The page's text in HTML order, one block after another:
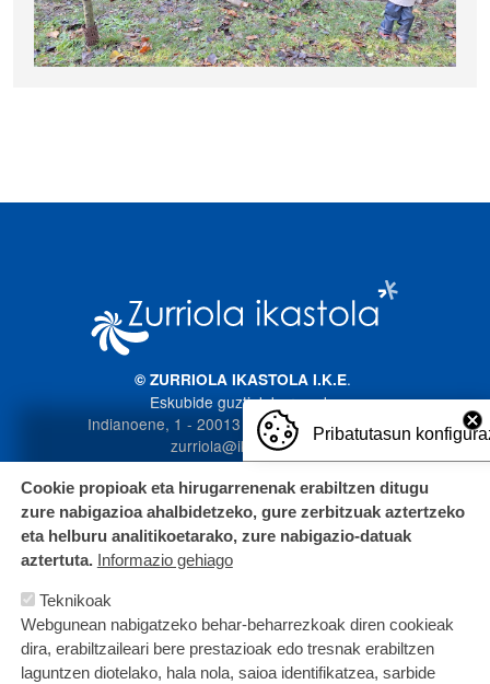
© ZURRIOLA IKASTOLA I.K.E.
Eskubide guztiak bere esku
Indianoene, 1 - 20013 Donostia. 943 272 587
zurriola@ikastola.eus
Pribatutasun
Cookie propioak eta hirugarrenenak erabiltzen ditugu
zure nabigazioa ahalbidetzeko, gure zerbitzuak aztertzeko
eta helburu analitikoetarako, zure nabigazio-datuak
aztertuta. Informazio gehiago
Teknikoak
Webgunean nabigatzeko behar-beharrezkoak diren cookieak
dira, erabiltzaileari bere prestazioak edo tresnak erabiltzen
laguntzen diotelako, hala nola, saioa identifikatzea, sarbide